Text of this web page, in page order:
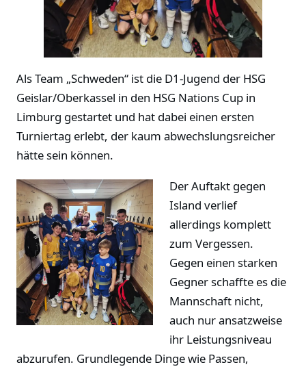
Als Team „Schweden“ ist die D1-Jugend der HSG
Geislar/Oberkassel in den HSG Nations Cup in
Limburg gestartet und hat dabei einen ersten
Turniertag erlebt, der kaum abwechslungsreicher
hätte sein können.
Der Auftakt gegen
Island verlief
allerdings komplett
zum Vergessen.
Gegen einen starken
Gegner schaffte es die
Mannschaft nicht,
auch nur ansatzweise
ihr Leistungsniveau
abzurufen. Grundlegende Dinge wie Passen,